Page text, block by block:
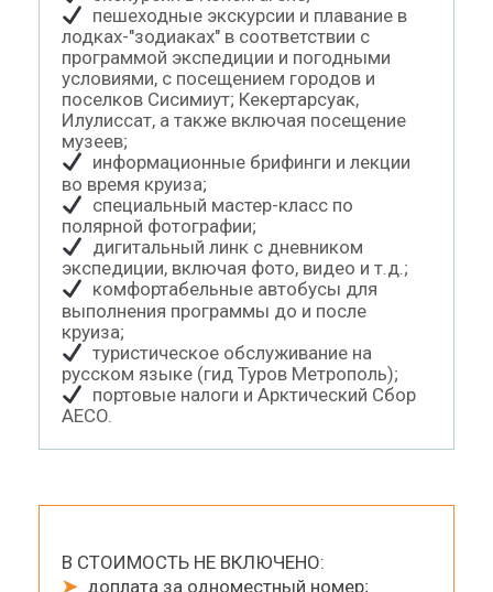
пешеходные экскурсии и плавание в
лодках-"зодиаках" в соответствии с
программой экспедиции и погодными
условиями, с посещением городов и
поселков Сисимиут; Кекертарсуак,
Илулиссат, а также включая посещение
музеев;
информационные брифинги и лекции
во время круиза;
специальный мастер-класс по
полярной фотографии;
дигитальный линк с дневником
экспедиции, включая фото, видео и т.д.;
комфортабельные автобусы для
выполнения программы до и после
круиза;
туристическое обслуживание на
русском языке (гид Туров Метрополь);
портовые налоги и Арктический Cбор
AECO.
В СТОИМОСТЬ НЕ ВКЛЮЧЕНО:
➤доплата за одноместный номер;